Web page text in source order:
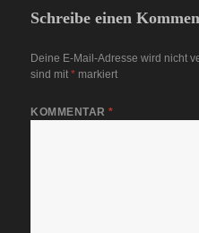
Schreibe einen
Deine E-Mail-Adresse wird nicht
sind mit* markiert
KOMMENTAR*